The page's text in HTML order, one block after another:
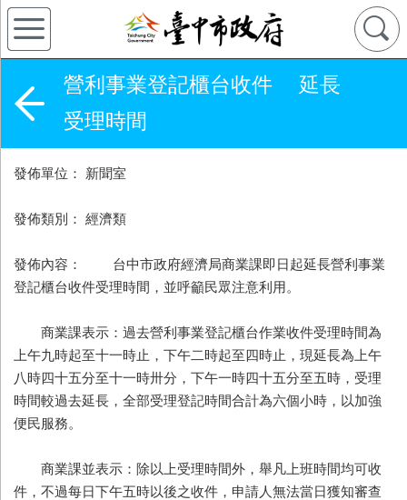
營利事業登記櫃台收件 延長
受理時間
發佈單位： 新聞室
發佈類別： 經濟類
發佈內容： 台中市政府經濟局商業課即日起延長營利事業
登記櫃台收件受理時間，並呼籲民眾注意利用。
商業課表示：過去營利事業登記櫃台作業收件受理時間為
上午九時起至十一時止，下午二時起至四時止，現延長為上午
八時四十五分至十一時卅分，下午一時四十五分至五時，受理
時間較過去延長，全部受理登記時間合計為六個小時，以加強
便民服務。
商業課並表示：除以上受理時間外，舉凡上班時間均可收
件，不過每日下午五時以後之收件，申請人無法當日獲知審查